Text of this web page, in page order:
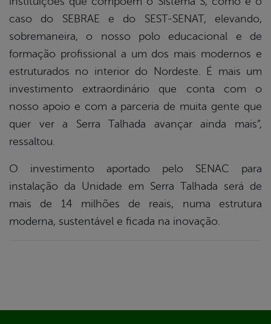
caso do SEBRAE e do SEST-SENAT, elevando,
sobremaneira, o nosso polo educacional e de
formação profissional a um dos mais modernos e
estruturados no interior do Nordeste. É mais um
investimento extraordinário que conta com o
nosso apoio e com a parceria de muita gente que
quer ver a Serra Talhada avançar ainda mais”,
ressaltou.
O investimento aportado pelo SENAC para
instalação da Unidade em Serra Talhada será de
mais de 14 milhões de reais, numa estrutura
moderna, sustentável e ficada na inovação.